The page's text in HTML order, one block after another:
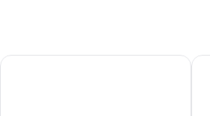
Crowne Plaza Madrid - Centre Retiro by